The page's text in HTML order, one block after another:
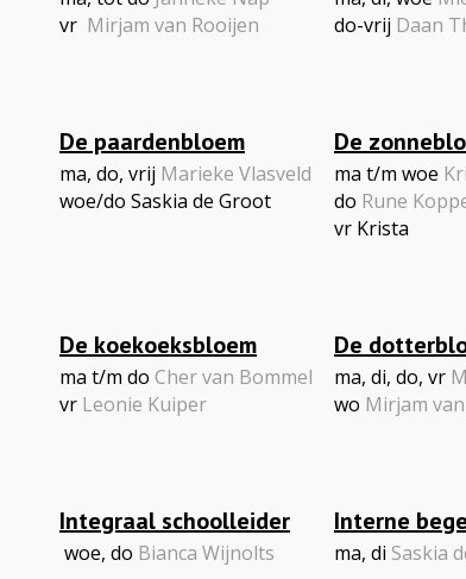
vr Mirjam van Rooijen
do-vrij Daan
De paardenbloem
ma, do, vrij Marieke Vlasveld
woe/do Saskia de Groot
De
ma t/m woe
do Rune
vr Krista
De koekoeksbloem
ma t/m do Cher van Bommel
vr Leonie Kuiper
De
ma, di, do, vr
wo Mirjam
Integraal schoolleider
woe, do Bianca Wijnolts
Interne
ma, di Saskia